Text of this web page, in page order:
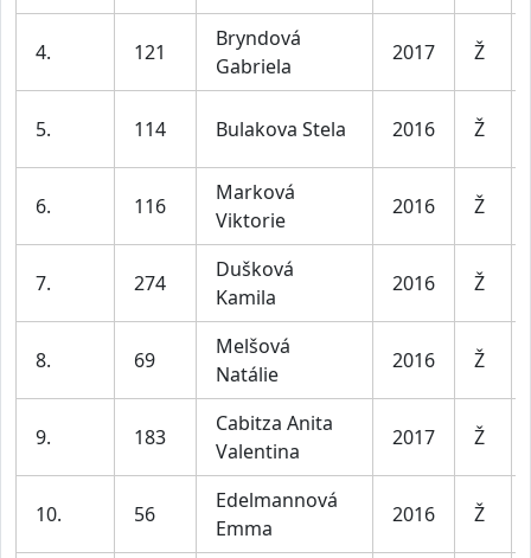
4. 121
Bryndová
Gabriela
2017 Ž
5. 114 Bulakova Stela 2016 Ž
6. 116
Marková
Viktorie
2016 Ž
7. 274
Dušková
Kamila
2016 Ž
8. 69
Melšová
Natálie
2016 Ž
9. 183
Cabitza Anita
Valentina
2017 Ž
10. 56
Edelmannová
Emma
2016 Ž